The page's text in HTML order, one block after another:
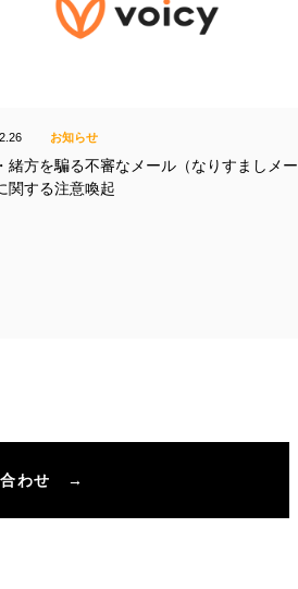
お知らせ
緒方を騙る不審なメール（なりすましメー
関する注意喚起
合わせ →